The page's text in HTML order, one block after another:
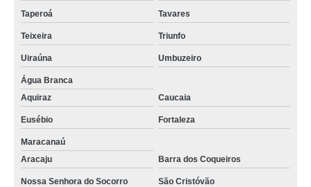
espaço de coworking Santa Rita
preço de espaço compartilhado coworking Maracanaú
espaço de coworking Lagoa Seca
preço de espaço coworking advogados Areia
Taperoá Tavares
Teixeira Triunfo
Uiraúna Umbuzeiro
Água Branca
Aquiraz
Caucaia
Eusébio Fortaleza
Maracanaú
Aracaju
Barra dos Coqueiros
Nossa Senhora do Socorro
São Cristóvão